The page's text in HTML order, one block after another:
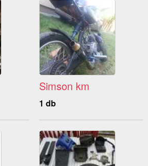
Simson km
1 db